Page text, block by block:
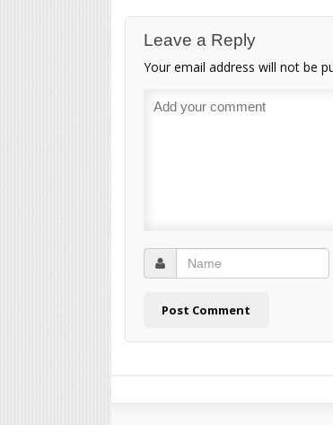
Leave a Reply
Your email address will not be